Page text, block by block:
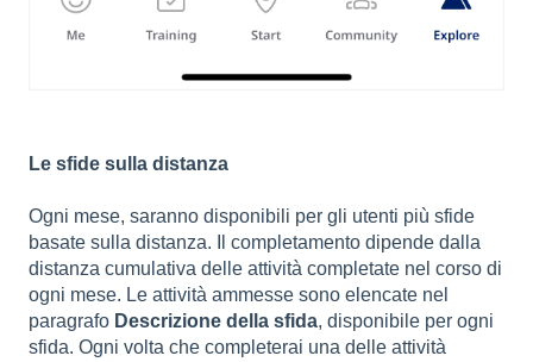
Le sfide sulla distanza
Ogni mese, saranno disponibili per gli utenti più sfide
basate sulla distanza. Il completamento dipende dalla
distanza cumulativa delle attività completate nel corso di
ogni mese. Le attività ammesse sono elencate nel
paragrafo Descrizione della sfida, disponibile per ogni
sfida. Ogni volta che completerai una delle attività